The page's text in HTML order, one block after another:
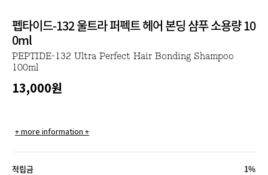
펩타이드-132 울트라 퍼펙트 헤어 본딩 샴푸 소용량 10
0ml
PEPTIDE-132 Ultra Perfect Hair Bonding Shampoo
100ml
13,000원
+ more information +
적립금 1%